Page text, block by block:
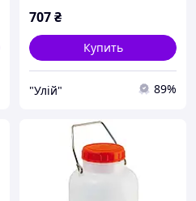
707₴
Купить
"Улій" 89%